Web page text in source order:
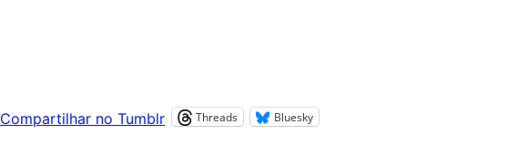
Compartilhar no Tumblr Threads Bluesky